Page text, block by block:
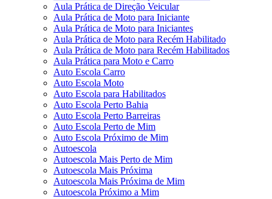
Aula Prática de Direção Veicular
Aula Prática de Moto para Iniciante
Aula Prática de Moto para Iniciantes
Aula Prática de Moto para Recém Habilitado
Aula Prática de Moto para Recém Habilitados
Aula Prática para Moto e Carro
Auto Escola Carro
Auto Escola Moto
Auto Escola para Habilitados
Auto Escola Perto Bahia
Auto Escola Perto Barreiras
Auto Escola Perto de Mim
Auto Escola Próximo de Mim
Autoescola
Autoescola Mais Perto de Mim
Autoescola Mais Próxima
Autoescola Mais Próxima de Mim
Autoescola Próximo a Mim